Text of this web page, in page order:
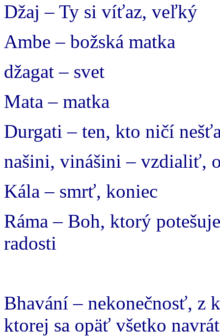
Džaj – Ty si víťaz, veľký
Ambe – božská matka
džagat – svet
Mata – matka
Durgati – ten, kto ničí
našini, vinášini – vzdialiť,
Kála – smrť, koniec
Ráma – Boh, ktorý
radosti
Bhavání – nekonečnosť, z
ktorej sa opäť všetko